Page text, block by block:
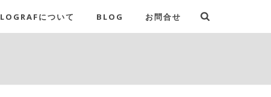
LOGRAFについて BLOG お問合せ